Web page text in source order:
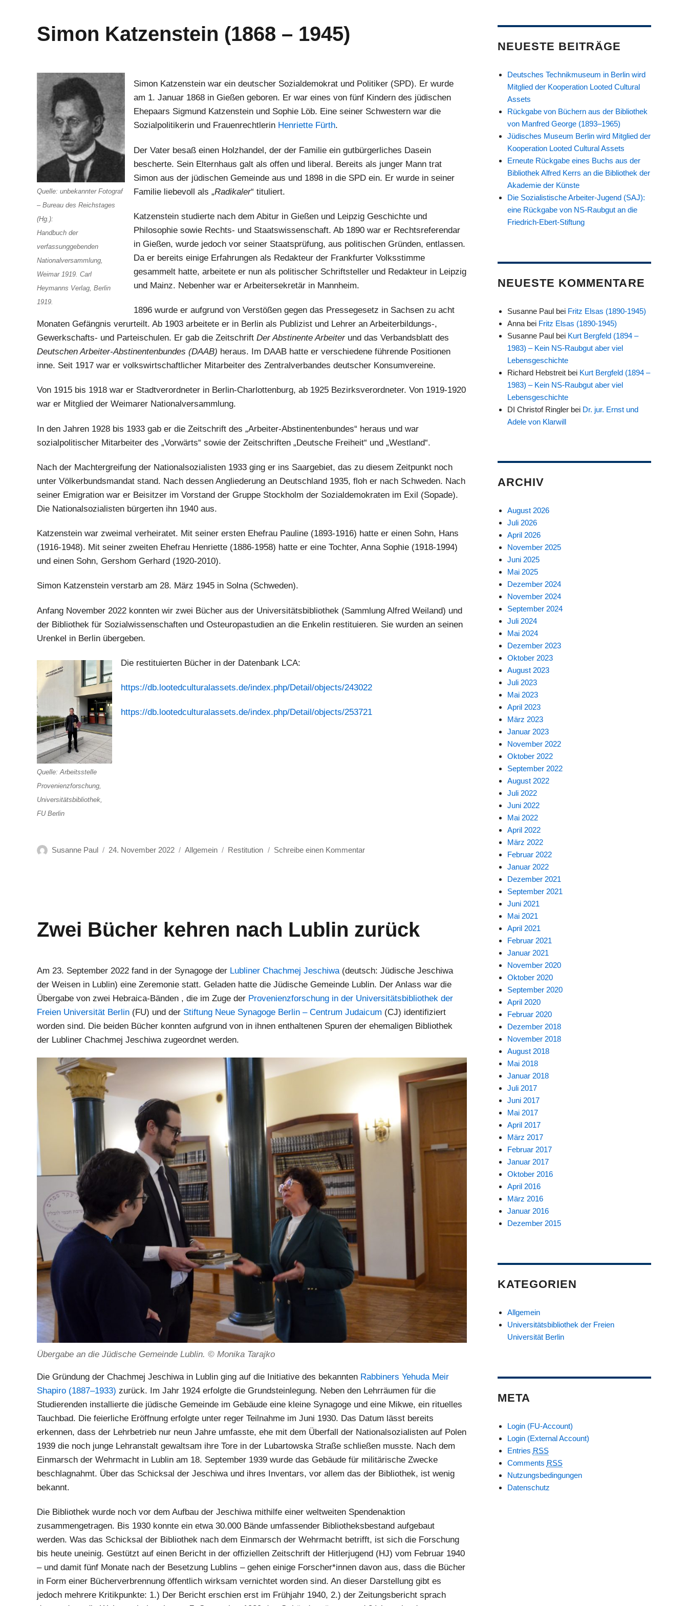
Simon Katzenstein (1868 – 1945)
Quelle: unbekannter Fotograf
– Bureau des Reichstages
(Hg.):
Handbuch der
verfassunggebenden
Nationalversammlung,
Weimar 1919. Carl
Heymanns Verlag, Berlin
1919.
Simon Katzenstein war ein deutscher Sozialdemokrat und Politiker (SPD). Er wurde
am 1. Januar 1868 in Gießen geboren. Er war eines von fünf Kindern des jüdischen
Ehepaars Sigmund Katzenstein und Sophie Löb. Eine seiner Schwestern war die
Sozialpolitikerin und Frauenrechtlerin Henriette Fürth.
Der Vater besaß einen Holzhandel, der der Familie ein gutbürgerliches Dasein
bescherte. Sein Elternhaus galt als offen und liberal. Bereits als junger Mann trat
Simon aus der jüdischen Gemeinde aus und 1898 in die SPD ein. Er wurde in seiner
Familie liebevoll als „Radikaler“ tituliert.
Katzenstein studierte nach dem Abitur in Gießen und Leipzig Geschichte und
Philosophie sowie Rechts- und Staatswissenschaft. Ab 1890 war er Rechtsreferendar
in Gießen, wurde jedoch vor seiner Staatsprüfung, aus politischen Gründen, entlassen.
Da er bereits einige Erfahrungen als Redakteur der Frankfurter Volksstimme
gesammelt hatte, arbeitete er nun als politischer Schriftsteller und Redakteur in Leipzig
und Mainz. Nebenher war er Arbeitersekretär in Mannheim.
1896 wurde er aufgrund von Verstößen gegen das Pressegesetz in Sachsen zu acht
Monaten Gefängnis verurteilt. Ab 1903 arbeitete er in Berlin als Publizist und Lehrer an Arbeiterbildungs-,
Gewerkschafts- und Parteischulen. Er gab die Zeitschrift Der Abstinente Arbeiterund das Verbandsblatt des
Deutschen Arbeiter-Abstinentenbundes (DAAB) heraus. Im DAAB hatte er verschiedene führende Positionen
inne. Seit 1917 war er volkswirtschaftlicher Mitarbeiter des Zentralverbandes deutscher Konsumvereine.
Von 1915 bis 1918 war er Stadtverordneter in Berlin-Charlottenburg, ab 1925 Bezirksverordneter. Von 1919-1920
war er Mitglied der Weimarer Nationalversammlung.
In den Jahren 1928 bis 1933 gab er die Zeitschrift des „Arbeiter-Abstinentenbundes“ heraus und war
sozialpolitischer Mitarbeiter des „Vorwärts“ sowie der Zeitschriften „Deutsche Freiheit“ und „Westland“.
Nach der Machtergreifung der Nationalsozialisten 1933 ging er ins Saargebiet, das zu diesem Zeitpunkt noch
unter Völkerbundsmandat stand. Nach dessen Angliederung an Deutschland 1935, floh er nach Schweden. Nach
seiner Emigration war er Beisitzer im Vorstand der Gruppe Stockholm der Sozialdemokraten im Exil (Sopade).
Die Nationalsozialisten bürgerten ihn 1940 aus.
Katzenstein war zweimal verheiratet. Mit seiner ersten Ehefrau Pauline (1893-1916) hatte er einen Sohn, Hans
(1916-1948). Mit seiner zweiten Ehefrau Henriette (1886-1958) hatte er eine Tochter, Anna Sophie (1918-1994)
und einen Sohn, Gershom Gerhard (1920-2010).
Simon Katzenstein verstarb am 28. März 1945 in Solna (Schweden).
Anfang November 2022 konnten wir zwei Bücher aus der Universitätsbibliothek (Sammlung Alfred Weiland) und
der Bibliothek für Sozialwissenschaften und Osteuropastudien an die Enkelin restituieren. Sie wurden an seinen
Urenkel in Berlin übergeben.
Quelle: Arbeitsstelle
Provenienzforschung,
Universitätsbibliothek,
FU Berlin
Die restituierten Bücher in der Datenbank LCA:
https://db.lootedculturalassets.de/index.php/Detail/objects/243022
https://db.lootedculturalassets.de/index.php/Detail/objects/253721
Autor
Susanne Paul
Veröffentlicht
24. November 2022 Kategorien
Allgemein Schlagwörter
Restitution Schreibe einen Kommentarzu
Zwei Bücher kehren nach Lublin zurück
Am 23. September 2022 fand in der Synagoge der Lubliner Chachmej Jeschiwa(deutsch: Jüdische Jeschiwa
der Weisen in Lublin) eine Zeremonie statt. Geladen hatte die Jüdische Gemeinde Lublin. Der Anlass war die
Übergabe von zwei Hebraica-Bänden , die im Zuge der Provenienzforschung in der Universitätsbibliothek der
Freien Universität Berlin (FU) und der Stiftung Neue Synagoge Berlin – Centrum Judaicum (CJ) identifiziert
worden sind. Die beiden Bücher konnten aufgrund von in ihnen enthaltenen Spuren der ehemaligen Bibliothek
der Lubliner Chachmej Jeschiwa zugeordnet werden.
Übergabe an die Jüdische Gemeinde Lublin. © Monika Tarajko
Die Gründung der Chachmej Jeschiwa in Lublin ging auf die Initiative des bekannten Rabbiners Yehuda Meir
Shapiro (1887–1933) zurück. Im Jahr 1924 erfolgte die Grundsteinlegung. Neben den Lehrräumen für die
Studierenden installierte die jüdische Gemeinde im Gebäude eine kleine Synagoge und eine Mikwe, ein rituelles
Tauchbad. Die feierliche Eröffnung erfolgte unter reger Teilnahme im Juni 1930. Das Datum lässt bereits
erkennen, dass der Lehrbetrieb nur neun Jahre umfasste, ehe mit dem Überfall der Nationalsozialisten auf Polen
1939 die noch junge Lehranstalt gewaltsam ihre Tore in der Lubartowska Straße schließen musste. Nach dem
Einmarsch der Wehrmacht in Lublin am 18. September 1939 wurde das Gebäude für militärische Zwecke
beschlagnahmt. Über das Schicksal der Jeschiwa und ihres Inventars, vor allem das der Bibliothek, ist wenig
bekannt.
Die Bibliothek wurde noch vor dem Aufbau der Jeschiwa mithilfe einer weltweiten Spendenaktion
zusammengetragen. Bis 1930 konnte ein etwa 30.000 Bände umfassender Bibliotheksbestand aufgebaut
werden. Was das Schicksal der Bibliothek nach dem Einmarsch der Wehrmacht betrifft, ist sich die Forschung
bis heute uneinig. Gestützt auf einen Bericht in der offiziellen Zeitschrift der Hitlerjugend (HJ) vom Februar 1940
– und damit fünf Monate nach der Besetzung Lublins – gehen einige Forscher*innen davon aus, dass die Bücher
in Form einer Bücherverbrennung öffentlich wirksam vernichtet worden sind. An dieser Darstellung gibt es
jedoch mehrere Kritikpunkte: 1.) Der Bericht erschien erst im Frühjahr 1940, 2.) der Zeitungsbericht sprach
NEUESTE BEITRÄGE
Deutsches Technikmuseum in Berlin wird
Mitglied der Kooperation Looted Cultural
Assets
Rückgabe von Büchern aus der Bibliothek
von Manfred George (1893–1965)
Jüdisches Museum Berlin wird Mitglied der
Kooperation Looted Cultural Assets
Erneute Rückgabe eines Buchs aus der
Bibliothek Alfred Kerrs an die Bibliothek der
Akademie der Künste
Die Sozialistische Arbeiter-Jugend (SAJ):
eine Rückgabe von NS-Raubgut an die
Friedrich-Ebert-Stiftung
NEUESTE KOMMENTARE
Susanne Paulbei Fritz Elsas (1890-1945)
Annabei Fritz Elsas (1890-1945)
Susanne Paulbei Kurt Bergfeld (1894 –
1983) – Kein NS-Raubgut aber viel
Lebensgeschichte
Richard Hebstreitbei Kurt Bergfeld (1894 –
1983) – Kein NS-Raubgut aber viel
Lebensgeschichte
DI Christof Ringlerbei Dr. jur. Ernst und
Adele von Klarwill
ARCHIV
August 2026
Juli 2026
April 2026
November 2025
Juni 2025
Mai 2025
Dezember 2024
November 2024
September 2024
Juli 2024
Mai 2024
Dezember 2023
Oktober 2023
August 2023
Juli 2023
Mai 2023
April 2023
März 2023
Januar 2023
November 2022
Oktober 2022
September 2022
August 2022
Juli 2022
Juni 2022
Mai 2022
April 2022
März 2022
Februar 2022
Januar 2022
Dezember 2021
September 2021
Juni 2021
Mai 2021
April 2021
Februar 2021
Januar 2021
November 2020
Oktober 2020
September 2020
April 2020
Februar 2020
Dezember 2018
November 2018
August 2018
Mai 2018
Januar 2018
Juli 2017
Juni 2017
Mai 2017
April 2017
März 2017
Februar 2017
Januar 2017
Oktober 2016
April 2016
März 2016
Januar 2016
Dezember 2015
KATEGORIEN
Allgemein
Universitätsbibliothek der Freien
Universität Berlin
META
Login (FU-Account)
Login (External Account)
Entries RSS
Comments RSS
Nutzungsbedingungen
Datenschutz